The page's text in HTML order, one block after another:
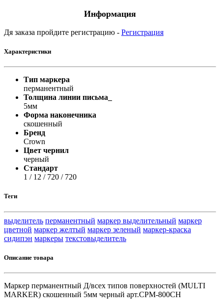
Информация
Дя заказа пройдите регистрацию - Регистрация
Характеристики
Тип маркера
перманентный
Толщина линии письма_
5мм
Форма наконечника
скошенный
Бренд
Crown
Цвет чернил
черный
Стандарт
1 / 12 / 720 / 720
Теги
выделитель перманентный маркер выделительный маркер
цветной маркер желтый маркер зеленый маркер-краска
сидипэн маркеры текстовыделитель
Описание товара
Маркер перманентный Д/всех типов поверхностей (MULTI
MARKER) скошенный 5мм черный арт.CPM-800СН